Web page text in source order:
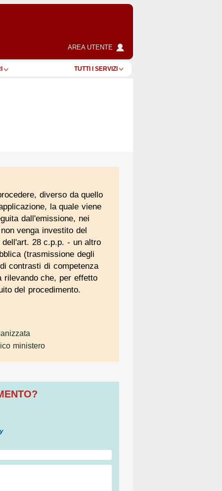
AREA UTENTE
TUTTI I SERVIZI
diverso da quello
la quale viene
dall'emissione, nei
venga investito del
28 c.p.p. - un altro
(trasmissione degli
contrasti di competenza
rilevando che, per effetto
del procedimento.
ministero